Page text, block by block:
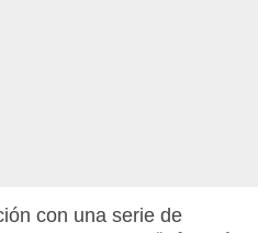
con una serie de